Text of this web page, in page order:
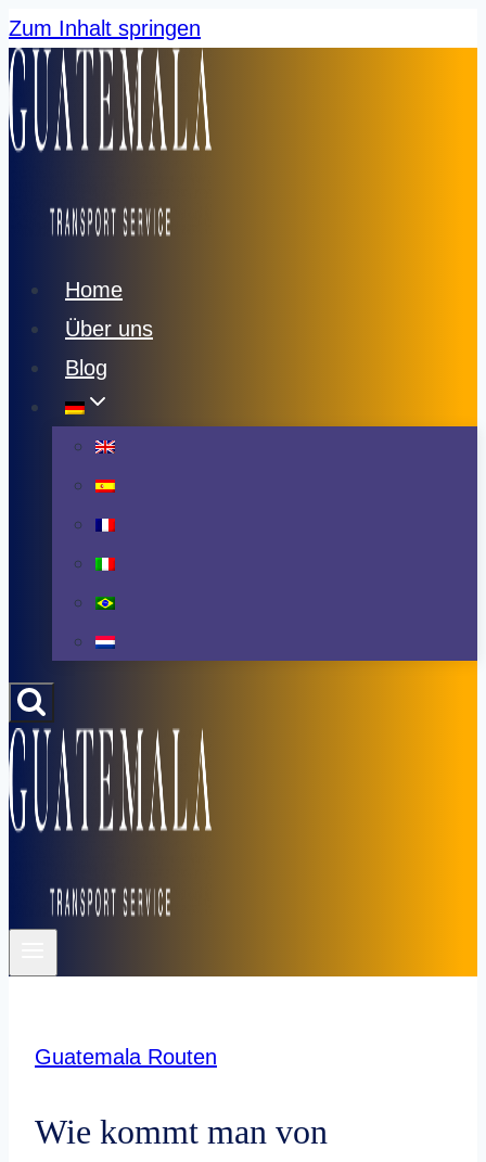
Zum Inhalt springen
Home
Über uns
Blog
Guatemala Routen
Wie kommt man von